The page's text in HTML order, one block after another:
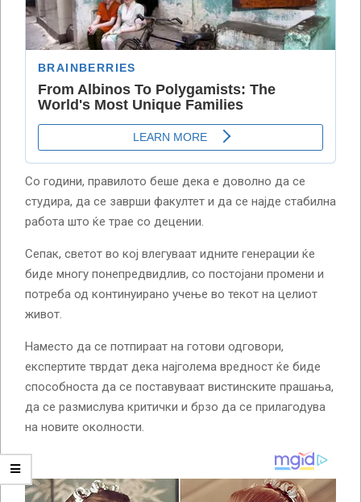
Со години, правилото беше дека е доволно да се
студира, да се заврши факултет и да се најде стабилна
работа што ќе трае со децении.
Сепак, светот во кој влегуваат идните генерации ќе
биде многу понепредвидлив, со постојани промени и
потреба од континуирано учење во текот на целиот
живот.
Наместо да се потпираат на готови одговори,
експертите тврдат дека најголема вредност ќе биде
способноста да се поставуваат вистинските прашања,
да се размислува критички и брзо да се прилагодува
на новите околности.